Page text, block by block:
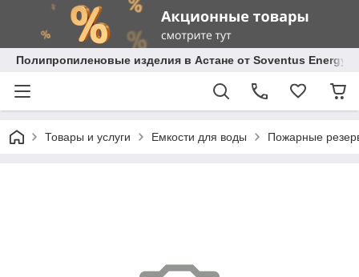
Полипропиленовые изделия в Астане от Soventus Energy
Товары и услуги Емкости для воды Пожарные